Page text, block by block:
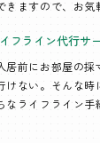
ますので、お気
フライン代行サ
居前にお部屋の
けない。そんな
なライフライン手